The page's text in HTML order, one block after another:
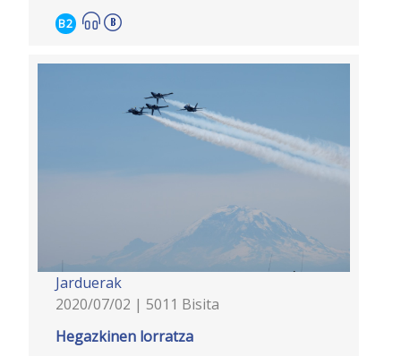
B2
Jarduerak
2020/07/02 | 5011 Bisita
Hegazkinen lorratza